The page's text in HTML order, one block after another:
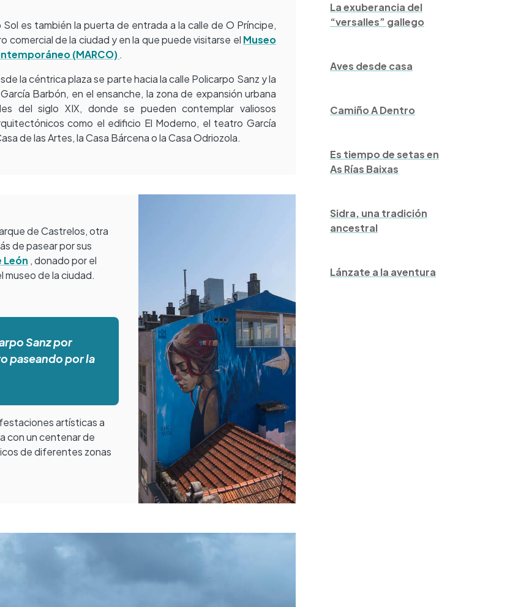
Sol es también la puerta de entrada a la calle de O Príncipe,
comercial de la ciudad y en la que puede visitarse el Museo
(MARCO).
la céntrica plaza se parte hacia la calle Policarpo Sanz y la
Barbón, en el ensanche, la zona de expansión urbana
del siglo XIX, donde se pueden contemplar valiosos
como el edificio El Moderno, el teatro García
de las Artes, la Casa Bárcena o la Casa Odriozola.
de Castrelos, otra
de pasear por sus
León , donado por el
museo de la ciudad.
Sanz por
paseando por la
artísticas a
con un centenar de
de diferentes zonas
La exuberancia del
“versalles” gallego
Aves desde casa
Camiño A Dentro
Es tiempo de setas en
As Rías Baixas
Sidra, una tradición
ancestral
Lánzate a la aventura